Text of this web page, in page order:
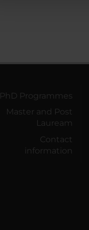
PhD Programmes
Master and Post
Lauream
Contact
information